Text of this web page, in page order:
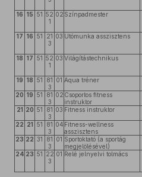
16 15 51 52
1
02 Színpadmester
17 16 51
21
3
03 Utómunka asszisztens
18 17 51 52
1
03 Világítástechnikus
19 18 51
81
3
01 Aqua tréner
20 19 51
81
3
02 Csoportos fitness
instruktor
21 20 51
81
3
03 Fitness instruktor
22 21 51
81
3
04 Fitness-wellness
asszisztens
23 22 31
81
3
01 Sportoktató (a sportág
megjelölésével)
24 23 51 22
3
01 Relé jelnyelvi tolmács